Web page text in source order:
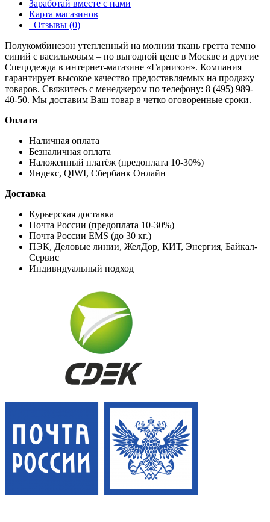
Заработай вместе с нами
Карта магазинов
Отзывы (0)
Полукомбинезон утепленный на молнии ткань гретта темно
синий с васильковым – по выгодной цене в Москве и другие
Спецодежда в интернет-магазине «Гарнизон». Компания
гарантирует высокое качество предоставляемых на продажу
товаров. Свяжитесь с менеджером по телефону: 8 (495) 989-
40-50. Мы доставим Ваш товар в четко оговоренные сроки.
Оплата
Наличная оплата
Безналичная оплата
Наложенный платёж (предоплата 10-30%)
Яндекс, QIWI, Сбербанк Онлайн
Доставка
Курьерская доставка
Почта России (предоплата 10-30%)
Почта России EMS (до 30 кг.)
ПЭК, Деловые линии, ЖелДор, КИТ, Энергия, Байкал-
Сервис
Индивидуальный подход